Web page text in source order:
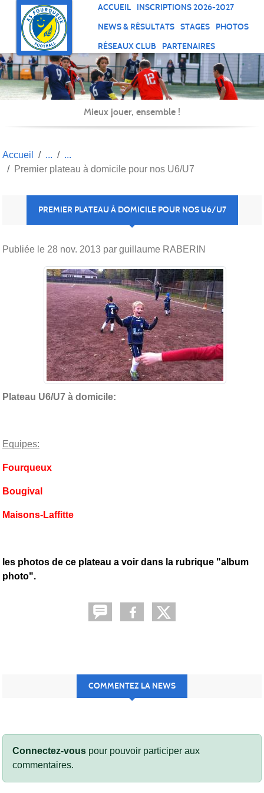
ACCUEIL
INSCRIPTIONS 2026-2027
NEWS & RÉSULTATS
STAGES
PHOTOS
RÉSEAUX CLUB
PARTENAIRES
Mieux jouer, ensemble !
Accueil
Premier plateau à domicile pour nos U6/U7
PREMIER PLATEAU À DOMICILE POUR NOS U6/U7
Publiée le 28 nov. 2013 par guillaume RABERIN
Plateau U6/U7 à domicile:
Equipes:
Fourqueux
Bougival
Maisons-Laffitte
les photos de ce plateau a voir dans la rubrique "album
photo".
COMMENTEZ LA NEWS
Connectez-vous pour pouvoir participer aux
commentaires.
Panneau de gestion des cookies